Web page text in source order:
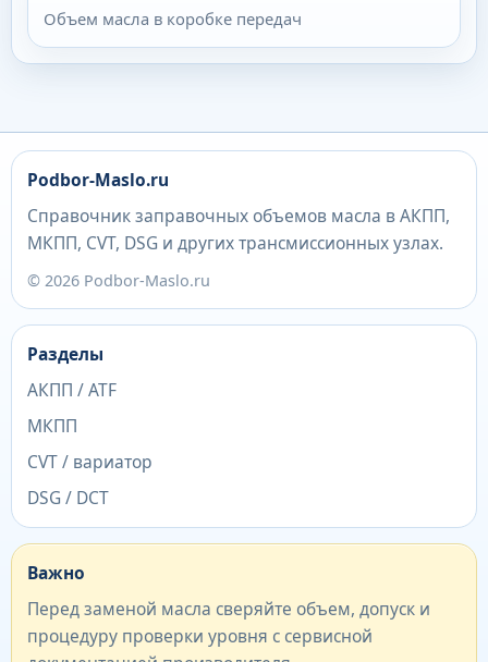
Объем масла в коробке передач
Podbor-Maslo.ru
Справочник заправочных объемов масла в АКПП,
МКПП, CVT, DSG и других трансмиссионных узлах.
© 2026 Podbor-Maslo.ru
Разделы
АКПП / ATF
МКПП
CVT / вариатор
DSG / DCT
Важно
Перед заменой масла сверяйте объем, допуск и
процедуру проверки уровня с сервисной